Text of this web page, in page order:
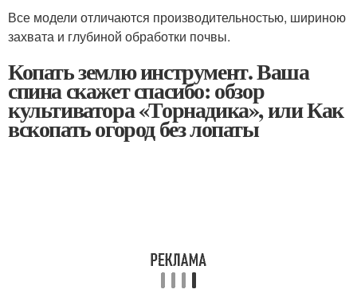
Все модели отличаются производительностью, шириною
захвата и глубиной обработки почвы.
Копать землю инструмент. Ваша
спина скажет спасибо: обзор
культиватора «Торнадика», или Как
вскопать огород без лопаты